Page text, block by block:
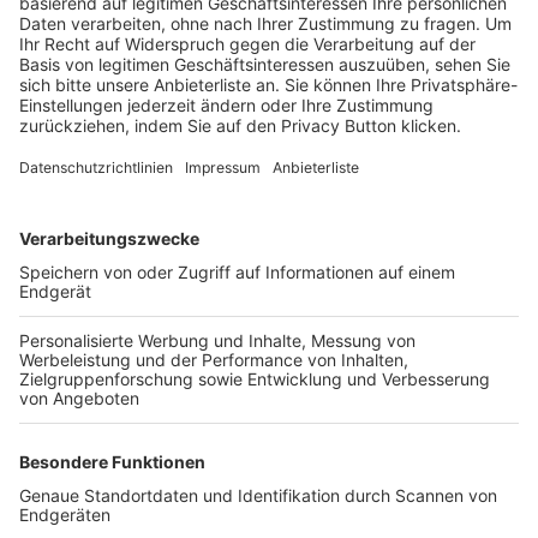
Trainerbörse
Login SpielPlus
FOLGE DEM BFV
TOP-VEREINE
TOP-PARTNER